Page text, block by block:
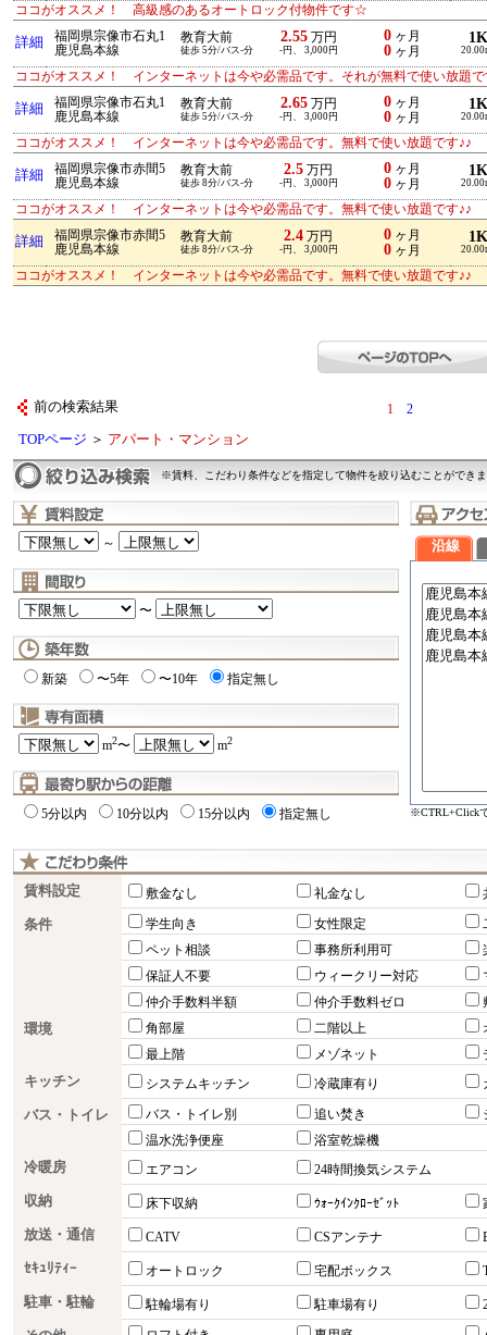
ココがオススメ！ 高級感のあるオートロック付物件です☆
詳細
福岡県宗像市石丸1
鹿児島本線
教育大前
徒歩 5分/バス-分
2.55万円
-円、 3,000円
0ヶ月
0ヶ月
1K
ココがオススメ！ インターネットは今や必需品です。それが無料で使い放題で
詳細
福岡県宗像市石丸1
鹿児島本線
教育大前
徒歩 5分/バス-分
2.65万円
-円、 3,000円
0ヶ月
0ヶ月
1K
ココがオススメ！ インターネットは今や必需品です。無料で使い放題です♪♪
詳細
福岡県宗像市赤間5
鹿児島本線
教育大前
徒歩 8分/バス-分
2.5 万円
-円、 3,000円
0ヶ月
0ヶ月
1K
ココがオススメ！ インターネットは今や必需品です。無料で使い放題です♪♪
詳細
福岡県宗像市赤間5
鹿児島本線
教育大前
徒歩 8分/バス-分
2.4 万円
-円、 3,000円
0ヶ月
0ヶ月
1K
ココがオススメ！ インターネットは今や必需品です。無料で使い放題です♪♪
前の検索結果 1 2
TOPページ ＞ アパート・マンション
※賃料、こだわり条件などを指定して物件を絞り込むことができ
～
〜
新築 〜5年 〜10年 指定無し
m2〜 m2
5分以内 10分以内 15分以内 指定無し
沿線
※CTRL+Click
賃料設定 敷金なし 礼金なし
条件 学生向き 女性限定
ペット相談
事務所利用可
保証人不要
ウィークリー対応
仲介手数料半額
仲介手数料ゼロ
環境 角部屋 二階以上
最上階
メゾネット
キッチン システムキッチン 冷蔵庫有り
バス・トイレ バス・トイレ別 追い焚き
温水洗浄便座
浴室乾燥機
冷暖房 エアコン 24時間換気システム
収納 床下収納 ｳｫｰｸｲﾝｸﾛｰｾﾞｯﾄ
放送・通信 CATV CSアンテナ
ｾｷｭﾘﾃｨｰ オートロック 宅配ボックス
駐車・駐輪 駐輪場有り 駐車場有り